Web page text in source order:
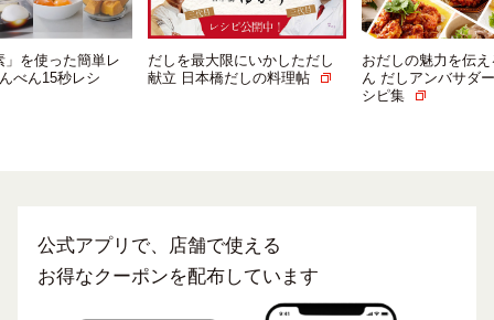
った簡単レ
15秒レシ
だしを最大限にいかしただし
献立 日本橋だしの料理帖
おだしの魅力を伝える に
ん だしアンバサダーによ
シピ集
公式アプリで、店舗で使える
お得なクーポンを配布しています